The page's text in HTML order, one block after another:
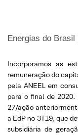
Energias do
Incorporamos as
remuneração do
pela ANEEL em
para o final de 2020.
27/ação
a EdP no 3T19, que
subsidiária de